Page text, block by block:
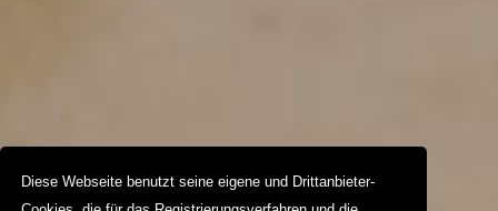
Diese Webseite benutzt seine eigene und Drittanbieter-